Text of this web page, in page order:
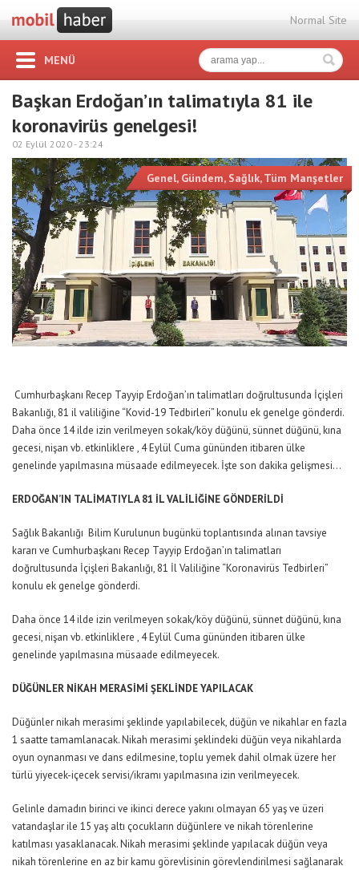
Normal Site
MENÜ
Başkan Erdoğan’ın talimatıyla 81 ile
koronavirüs genelgesi!
02 Eylül 2020 -23:24
Genel, Gündem, Sağlık,Tüm Manşetler
Cumhurbaşkanı Recep Tayyip Erdoğan’ın talimatları doğrultusunda İçişleri
Bakanlığı, 81 il valiliğine “Kovid-19 Tedbirleri” konulu ek genelge gönderdi.
Daha önce 14 ilde izin verilmeyen sokak/köy düğünü, sünnet düğünü, kına
gecesi, nişan vb. etkinliklere , 4 Eylül Cuma gününden itibaren ülke
genelinde yapılmasına müsaade edilmeyecek. İşte son dakika gelişmesi…
ERDOĞAN’IN TALİMATIYLA 81 İL VALİLİĞİNE GÖNDERİLDİ
Sağlık Bakanlığı Bilim Kurulunun bugünkü toplantısında alınan tavsiye
kararı ve Cumhurbaşkanı Recep Tayyip Erdoğan’ın talimatları
doğrultusunda İçişleri Bakanlığı, 81 İl Valiliğine “Koronavirüs Tedbirleri”
konulu ek genelge gönderdi.
Daha önce 14 ilde izin verilmeyen sokak/köy düğünü, sünnet düğünü, kına
gecesi, nişan vb. etkinliklere , 4 Eylül Cuma gününden itibaren ülke
genelinde yapılmasına müsaade edilmeyecek.
DÜĞÜNLER NİKAH MERASİMİ ŞEKLİNDE YAPILACAK
Düğünler nikah merasimi şeklinde yapılabilecek, düğün ve nikahlar en fazla
1 saatte tamamlanacak. Nikah merasimi şeklindeki düğün veya nikahlarda
oyun oynanması ve dans edilmesine, toplu yemek dahil olmak üzere her
türlü yiyecek-içecek servisi/ikramı yapılmasına izin verilmeyecek.
Gelinle damadın birinci ve ikinci derece yakını olmayan 65 yaş ve üzeri
vatandaşlar ile 15 yaş altı çocukların düğünlere ve nikah törenlerine
katılması yasaklanacak. Nikah merasimi şeklinde yapılacak düğün veya
nikah törenlerine en az bir kamu görevlisinin görevlendirilmesi sağlanarak